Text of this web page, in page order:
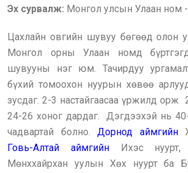
Эх сурвалж: Монгол улсын Улаан ном
Цахлайн овгийн шувуу бөгөөд олон
Монгол орны Улаан номд
шувууны нэг юм. Тачирдуу
бүхий томоохон нуурын хөвөө
зусдаг. 2-3 настайгаасаа үржилд орж
24-26 хоног дардаг. Дэгдээхэй нь
чадвартай болно. Дорнод аймгийн
Говь-Алтай аймгийнИхэс
Мөнххайрхан уулын Хөх нуурт ба